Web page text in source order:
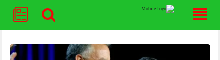
content